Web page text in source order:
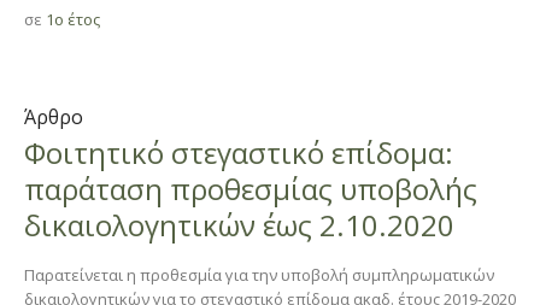
σε 1ο έτος
Άρθρο
Φοιτητικό στεγαστικό επίδομα:
παράταση προθεσμίας υποβολής
δικαιολογητικών έως 2.10.2020
Παρατείνεται η προθεσμία για την υποβολή συμπληρωματικών
δικαιολογητικών για το στεγαστικό επίδομα ακαδ. έτους 2019-2020